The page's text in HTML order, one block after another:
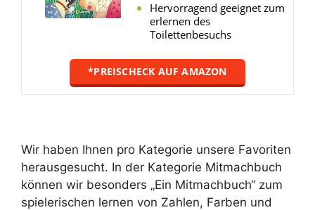
Hervorragend geeignet zum
erlernen des
Toilettenbesuchs
*PREISCHECK AUF AMAZON
Wir haben Ihnen pro Kategorie unsere Favoriten
herausgesucht. In der Kategorie Mitmachbuch
können wir besonders „Ein Mitmachbuch“ zum
spielerischen lernen von Zahlen, Farben und